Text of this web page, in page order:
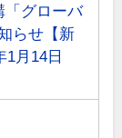
「グローバ
らせ【新
1月14日